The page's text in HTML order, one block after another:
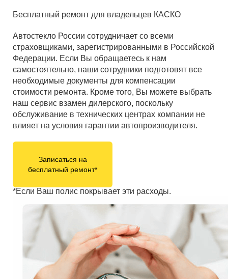
Бесплатный ремонт для владельцев КАСКО
Автостекло России сотрудничает со всеми
страховщиками, зарегистрированными в Российской
Федерации. Если Вы обращаетесь к нам
самостоятельно, наши сотрудники подготовят все
необходимые документы для компенсации
стоимости ремонта. Кроме того, Вы можете выбрать
наш сервис взамен дилерского, поскольку
обслуживание в технических центрах компании не
влияет на условия гарантии автопроизводителя.
Записаться на
бесплатный ремонт*
*Если Ваш полис покрывает эти расходы.